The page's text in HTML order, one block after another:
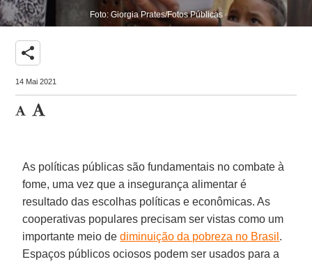
Foto: Giorgia Prates/Fotos Públicas
share
14 Mai 2021
As políticas públicas são fundamentais no combate à
fome, uma vez que a insegurança alimentar é
resultado das escolhas políticas e econômicas. As
cooperativas populares precisam ser vistas como um
importante meio dediminuição da pobreza no Brasil .
Espaços públicos ociosos podem ser usados para a